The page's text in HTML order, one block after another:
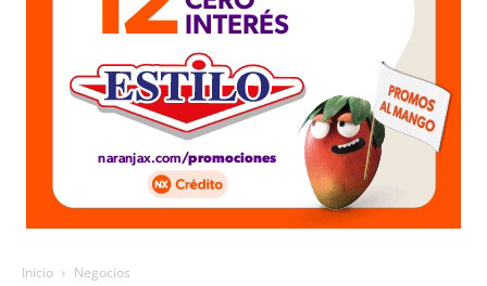
Inicio Negocios